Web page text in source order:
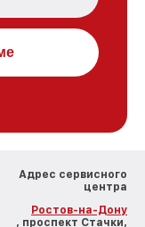
Адрес сервисного
центра
Ростов-на-Дону
, проспект Стачки,